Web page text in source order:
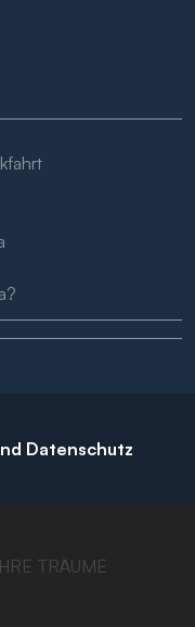
Datenschutz
TRÄUME